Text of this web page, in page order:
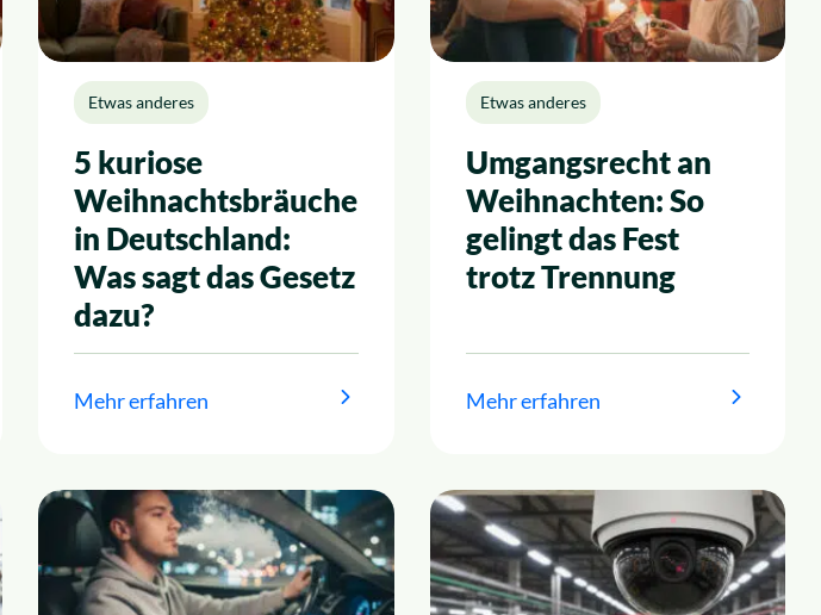
Etwas anderes
5 kuriose
Weihnachtsbräuche
in Deutschland:
Was sagt das Gesetz
dazu?
Mehr erfahren
Etwas anderes
Umgangsrecht an
Weihnachten: So
gelingt das Fest
trotz Trennung
Mehr erfahren